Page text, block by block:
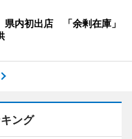
県内初出店 「余剰在庫」
ング